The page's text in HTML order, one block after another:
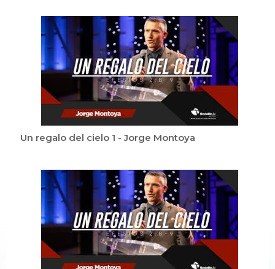
Un regalo del cielo 1 - Jorge Montoya